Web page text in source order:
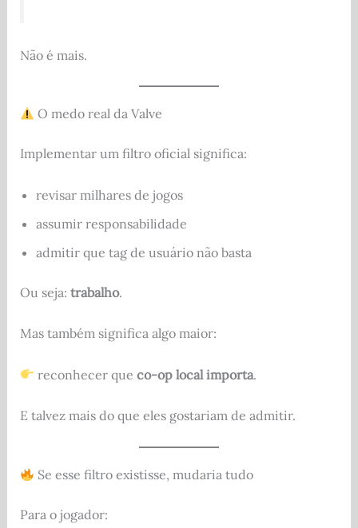
Não é mais.
O medo real da Valve
Implementar um filtro oficial significa:
revisar milhares de jogos
assumir responsabilidade
admitir que tag de usuário não basta
Ou seja: trabalho.
Mas também significa algo maior:
reconhecer que co-op local importa.
E talvez mais do que eles gostariam de admitir.
Se esse filtro existisse, mudaria tudo
Para o jogador: